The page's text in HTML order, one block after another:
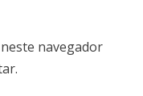
navegador